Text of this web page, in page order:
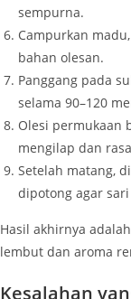
sempurna.
Campurkan
bahan olesan.
Panggang pada
selama 90–120
Olesi permukaan
mengilap dan
Setelah matang,
dipotong agar
Hasil akhirnya
lembut dan aroma
Kesalahan